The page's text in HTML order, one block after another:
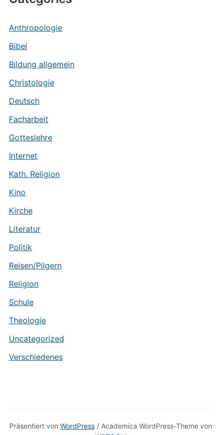
Anthropologie
Bibel
Bildung allgemein
Christologie
Deutsch
Facharbeit
Gotteslehre
Internet
Kath. Religion
Kino
Kirche
Literatur
Politik
Reisen/Pilgern
Religion
Schule
Theologie
Uncategorized
Verschiedenes
Präsentiert von WordPress/ Academica WordPress-Theme von